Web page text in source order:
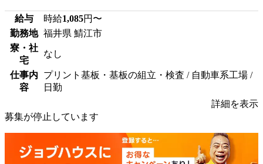
給与 時給1,085円〜
勤務地 福井県 鯖江市
寮・社
宅
なし
仕事内
容
プリント基板・基板の組立・検査 / 自動車系工場 /
日勤
詳細を表示
募集が停止しています